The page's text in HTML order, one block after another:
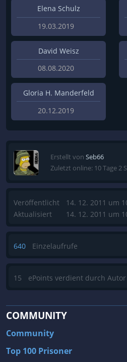
Elena Schulz
19.03.2019
David Weisz
08.08.2020
Gloria H. Manderfeld
20.12.2019
Erstellt von Seb66
Zuletzt online: 10 Tage 2
Veröffentlicht
Aktualisiert
14. 12. 2011 um
14. 12. 2011 um
640 Einzelaufrufe
15 ePoints verdient durch Autor
COMMUNITY
Community
Top 100 Prisoner